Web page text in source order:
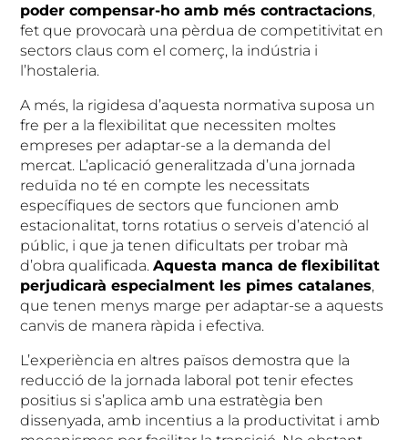
poder compensar-ho amb més contractacions,
fet que provocarà una pèrdua de competitivitat en
sectors claus com el comerç, la indústria i
l’hostaleria.
A més, la rigidesa d’aquesta normativa suposa un
fre per a la flexibilitat que necessiten moltes
empreses per adaptar-se a la demanda del
mercat. L’aplicació generalitzada d’una jornada
reduïda no té en compte les necessitats
específiques de sectors que funcionen amb
estacionalitat, torns rotatius o serveis d’atenció al
públic, i que ja tenen dificultats per trobar mà
d’obra qualificada.Aquesta manca de flexibilitat
perjudicarà especialment les pimes catalanes,
que tenen menys marge per adaptar-se a aquests
canvis de manera ràpida i efectiva.
L’experiència en altres països demostra que la
reducció de la jornada laboral pot tenir efectes
positius si s’aplica amb una estratègia ben
dissenyada, amb incentius a la productivitat i amb